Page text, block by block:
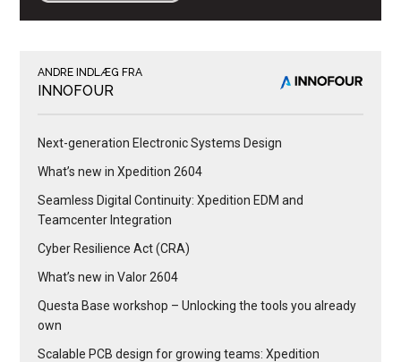
ANDRE INDLÆG FRA
INNOFOUR
Next-generation Electronic Systems Design
What’s new in Xpedition 2604
Seamless Digital Continuity: Xpedition EDM and
Teamcenter Integration
Cyber Resilience Act (CRA)
What’s new in Valor 2604
Questa Base workshop – Unlocking the tools you already
own
Scalable PCB design for growing teams: Xpedition